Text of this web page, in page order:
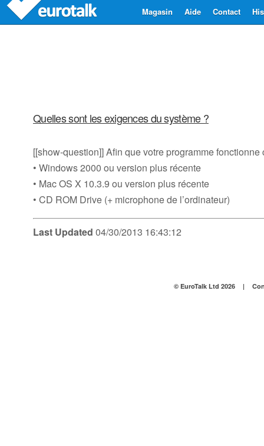
Contact
Aide
Magasin
Quelles sont les exigences du système ?
[[show-question]] Afin que votre programme
• Windows 2000 ou version plus récente
• Mac OS X 10.3.9 ou version plus récente
• CD ROM Drive (+ microphone de l’ordinateur)
Last Updated 04/30/2013 16:43:12
© EuroTalk Ltd 2026 |